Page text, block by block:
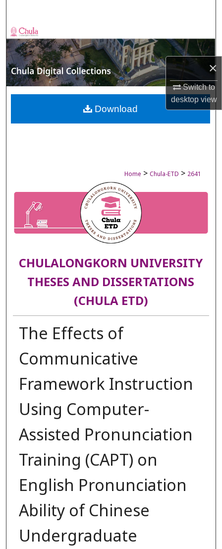
×
Switch to
desktopview
Browse Collections
My Account
About
Digital Commons Network™
Home > Chula-ETD > 2641
CHULALONGKORN UNIVERSITY
THESES AND DISSERTATIONS
(CHULA ETD)
The Effects of
Communicative
Framework Instruction
Using Computer-
Assisted Pronunciation
Training (CAPT) on
English Pronunciation
Ability of Chinese
Undergraduate
Download